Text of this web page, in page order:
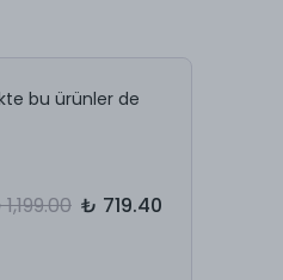
bu ürünler de
₺ 719.40